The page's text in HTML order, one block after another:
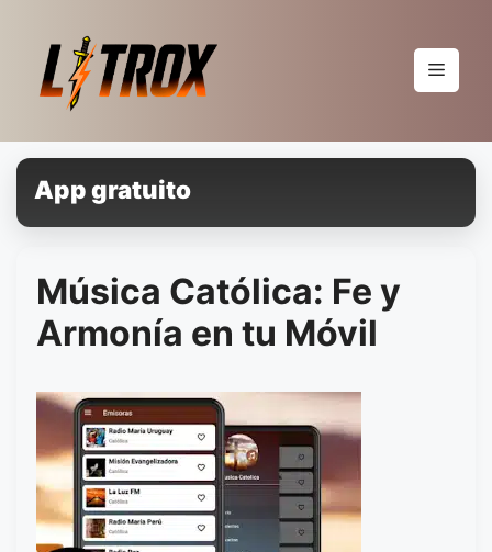
conteúdo
Menu
App gratuito
Música Católica: Fe y
Armonía en tu Móvil